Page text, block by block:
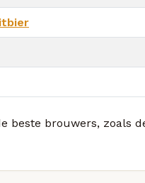
beste brouwers, zoals